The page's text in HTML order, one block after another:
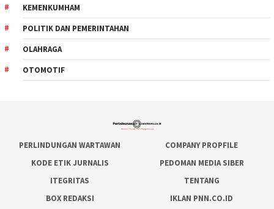
KEMENKUMHAM
POLITIK DAN PEMERINTAHAN
OLAHRAGA
OTOMOTIF
PERLINDUNGAN WARTAWAN
COMPANY PROPFILE
KODE ETIK JURNALIS
PEDOMAN MEDIA SIBER
ITEGRITAS
TENTANG
BOX REDAKSI
IKLAN PNN.CO.ID